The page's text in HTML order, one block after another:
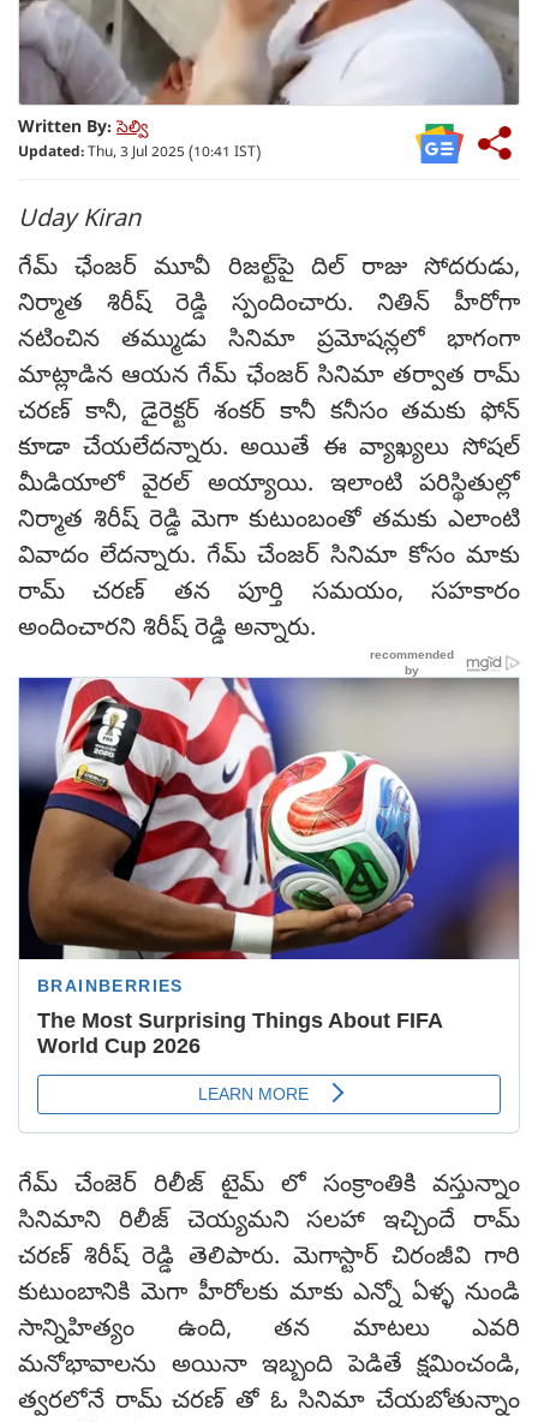
Written By: సెల్వి
Updated:Thu, 3 Jul 2025 (10:41 IST)
Uday Kiran
గేమ్ ఛేంజర్ మూవీ రిజల్ట్‌పై దిల్ రాజు సోదరుడు,
నిర్మాత శిరీష్ రెడ్డి స్పందించారు. నితిన్ హీరోగా
నటించిన తమ్ముడు సినిమా ప్రమోషన్లలో భాగంగా
మాట్లాడిన ఆయన గేమ్ ఛేంజర్‌ సినిమా తర్వాత రామ్
చరణ్‌ కానీ, డైరెక్టర్ శంకర్‌ కానీ కనీసం తమకు ఫోన్
కూడా చేయలేదన్నారు. అయితే ఈ వ్యాఖ్యలు సోషల్
మీడియాలో వైరల్ అయ్యాయి. ఇలాంటి పరిస్థితుల్లో
నిర్మాత శిరీష్ రెడ్డి మెగా కుటుంబంతో తమకు ఎలాంటి
వివాదం లేదన్నారు. గేమ్ చేంజర్ సినిమా కోసం మాకు
రామ్ చరణ్ తన పూర్తి సమయం, సహకారం
అందించారని శిరీష్ రెడ్డి అన్నారు.
గేమ్ చేంజెర్ రిలీజ్ టైమ్ లో సంక్రాంతికి వస్తున్నాం
సినిమాని రిలీజ్ చెయ్యమని సలహా ఇచ్చిందే రామ్
చరణ్ శిరీష్ రెడ్డి తెలిపారు. మెగాస్టార్ చిరంజీవి గారి
కుటుంబానికి మెగా హీరోలకు మాకు ఎన్నో ఏళ్ళ నుండి
సాన్నిహిత్యం ఉంది, తన మాటలు ఎవరి
మనోభావాలను అయినా ఇబ్బంది పెడితే క్షమించండి,
త్వరలోనే రామ్ చరణ్ తో ఓ సినిమా చేయబోతున్నాం